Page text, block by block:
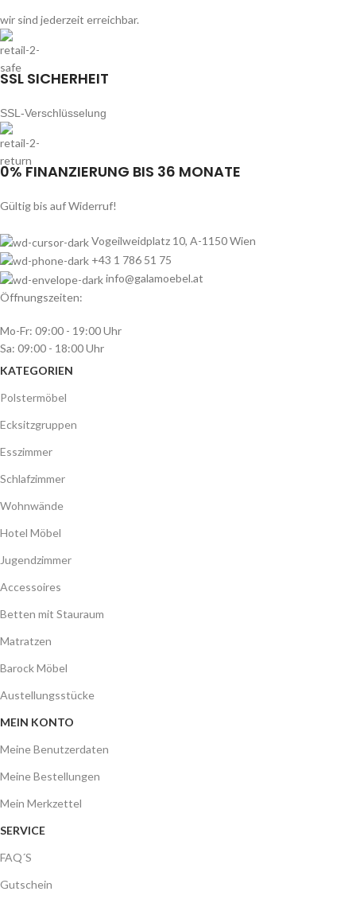
wir sind jederzeit erreichbar.
SSL SICHERHEIT
SSL-Verschlüsselung
0% FINANZIERUNG BIS 36 MONATE
Gültig bis auf Widerruf!
Vogeilweidplatz 10, A-1150 Wien
+43 1 786 51 75
info@galamoebel.at
Öffnungszeiten:
Mo-Fr: 09:00 - 19:00 Uhr
Sa: 09:00 - 18:00 Uhr
KATEGORIEN
Polstermöbel
Ecksitzgruppen
Esszimmer
Schlafzimmer
Wohnwände
Hotel Möbel
Jugendzimmer
Accessoires
Betten mit Stauraum
Matratzen
Barock Möbel
Austellungsstücke
MEIN KONTO
Meine Benutzerdaten
Meine Bestellungen
Mein Merkzettel
SERVICE
FAQ´S
Gutschein